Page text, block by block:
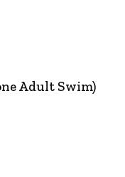
Adult Swim)